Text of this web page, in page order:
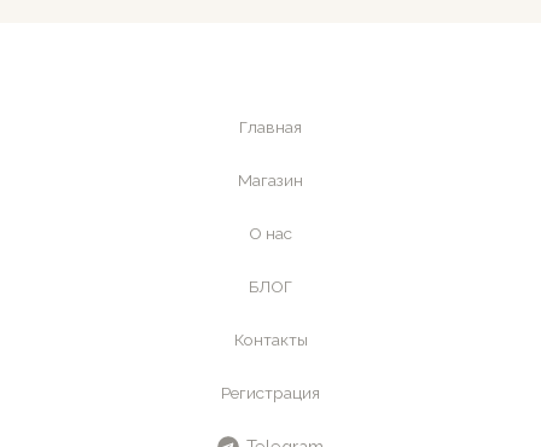
Главная
Магазин
О нас
БЛОГ
Контакты
Регистрация